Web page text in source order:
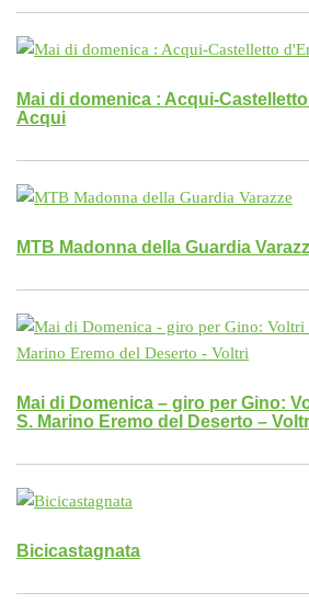
Mai di domenica : Acqui-
Acqui
MTB Madonna della Guardia
Mai di Domenica – giro per Gino:
S. Marino Eremo del Deserto –
Bicicastagnata